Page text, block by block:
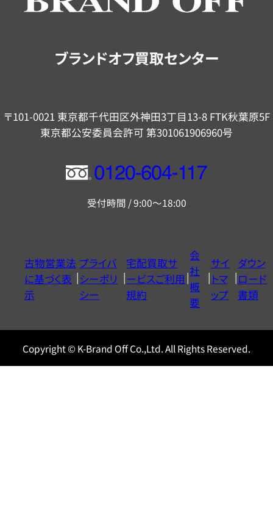
ブランドオフ買取センター
〒101-0021 東京都千代田区外神田3丁目13-8 FTK秋葉原5F
東京都公安委員会許可 第301061906960号
フ
ー
ヤ
ル
0120604117
受付時間 / 9:00～18:00
古物営業法
に基づく表
示
プライバ
シーポリ
シー
宅配買取サ
ービスご利用
規約
会
社
概
要
サイ
トマ
ップ
ダウン
ロード
書類
Copyright © K-Brand Off Co.,Ltd. All Rights Reserved.